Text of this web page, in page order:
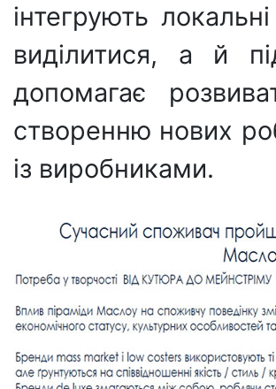
інтегрують
виділитися, а й
допомагає
створенню нових
із виробниками.